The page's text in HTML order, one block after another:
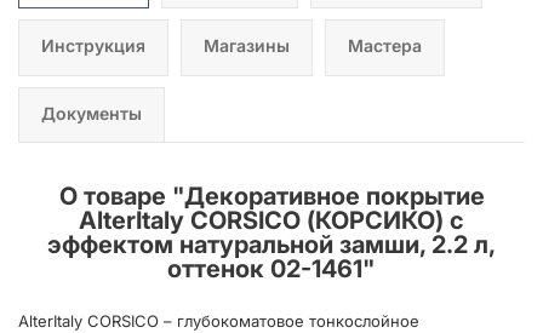
Инструкция Магазины Мастера
Документы
О товаре "Декоративное покрытие
AlterItaly CORSICO (КОРСИКО) с
эффектом натуральной замши, 2.2 л,
оттенок 02-1461"
AlterItaly CORSICO – глубокоматовое тонкослойное